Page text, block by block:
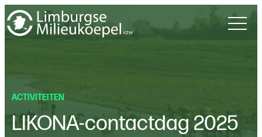
ACTIVITEITEN
LIKONA-contactdag 2025